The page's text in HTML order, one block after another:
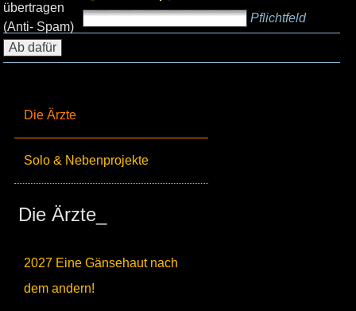
Die Ärzte
Solo & Nebenprojekte
Die Ärzte_
2027 Eine Gänsehaut nach
dem andern!
übertragen
(Anti- Spam)
Pflichtfeld